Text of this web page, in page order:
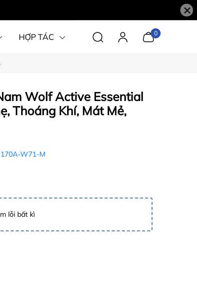
×
HỢP TÁC 0
Wolf Active Essential
Thoáng Khí, Mát Mẻ,
170A-W71-M
lỗi bất kì